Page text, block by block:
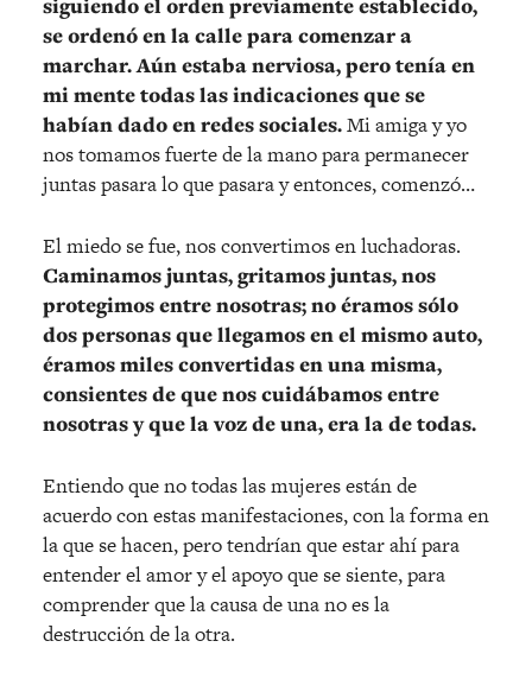
siguiendo el orden previamente establecido,
se ordenó en la calle para comenzar a
marchar. Aún estaba nerviosa, pero tenía en
mi mente todas las indicaciones que se
habían dado en redes sociales.Mi amiga y yo
nos tomamos fuerte de la mano para permanecer
juntas pasara lo que pasara y entonces, comenzó…
El miedo se fue, nos convertimos en luchadoras.
Caminamos juntas, gritamos juntas, nos
protegimos entre nosotras; no éramos sólo
dos personas que llegamos en el mismo auto,
éramos miles convertidas en una misma,
consientes de que nos cuidábamos entre
nosotras y que la voz de una, era la de todas.
Entiendo que no todas las mujeres están de
acuerdo con estas manifestaciones, con la forma en
la que se hacen, pero tendrían que estar ahí para
entender el amor y el apoyo que se siente, para
comprender que la causa de una no es la
destrucción de la otra.